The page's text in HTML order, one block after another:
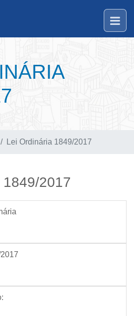
Lei Ordinária 1849/2017
2017